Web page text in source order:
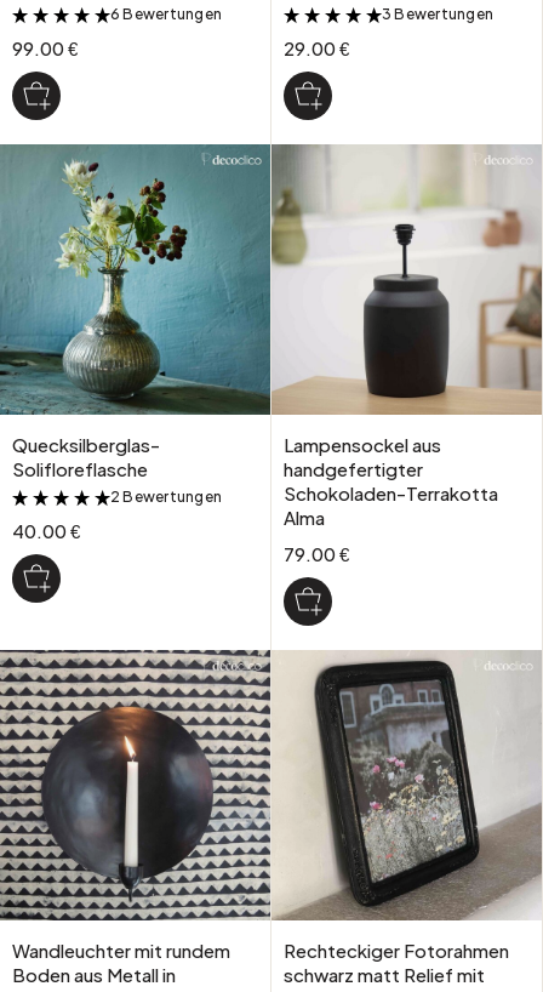
&
6 Bewertungen
99.00 €
&
3 Bewertungen
29.00 €
Quecksilberglas-
Solifloreflasche
&
2 Bewertungen
40.00 €
Lampensockel aus
handgefertigter
Schokoladen-Terrakotta
Alma
79.00 €
Wandleuchter mit rundem
Boden aus Metall in
Rechteckiger Fotorahmen
schwarz matt Relief mit